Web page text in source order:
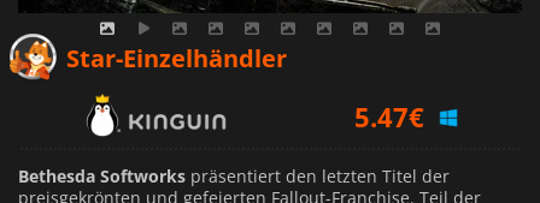
Star-Einzelhändler
5.47€
6.19€
Bethesda Softworks präsentiert den letzten Titel der
preisgekrönten und gefeierten Fallout-Franchise. Teil der